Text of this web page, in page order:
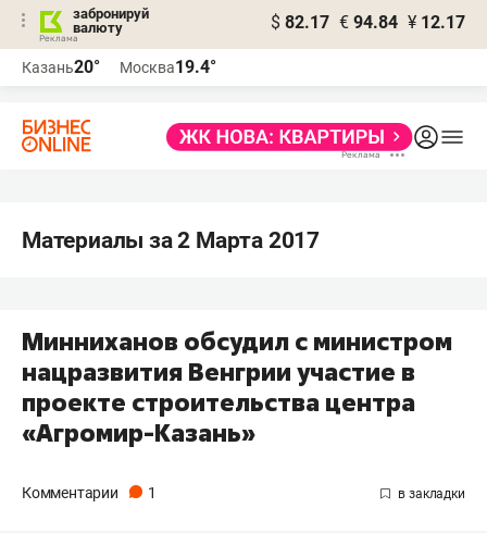
забронируй
валюту
$ 82.17 € 94.84 ¥ 12.17
Казань20° Москва19.4°
Материалы за 2 Марта 2017
Минниханов обсудил с министром
нацразвития Венгрии участие в
проекте строительства центра
«Агромир-Казань»
Комментарии 1